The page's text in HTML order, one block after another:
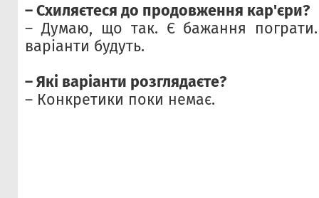
– Схиляєтеся до продовження кар'єри?
– Думаю, що так. Є бажання пограти.
варіанти будуть.
– Які варіанти розглядаєте?
– Конкретики поки немає.